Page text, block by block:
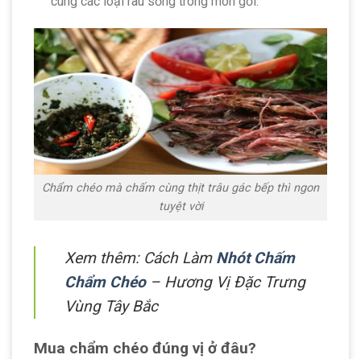
Chẩm chéo mà chấm cùng thịt trâu gác bếp thì ngon
tuyệt vời
Xem thêm: Cách Làm Nhót Chấm
Chẩm Chéo– Hương Vị Đặc Trưng
Vùng Tây Bắc
Mua chẩm chéo đúng vị ở đâu?